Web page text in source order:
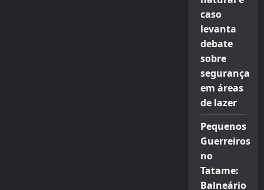
caso
levanta
debate
sobre
segurança
em áreas
de lazer
Pequenos
Guerreiros
no
Tatame:
Balneário